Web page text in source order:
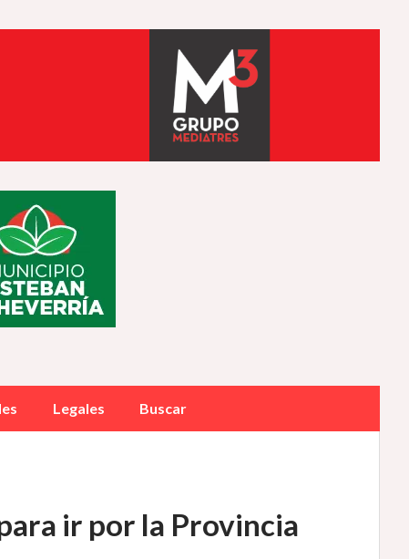
Legales Buscar
ir por la Provincia